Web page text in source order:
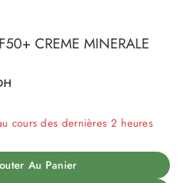
CREME MINERALE
cours des dernières 2 heures
Au Panier